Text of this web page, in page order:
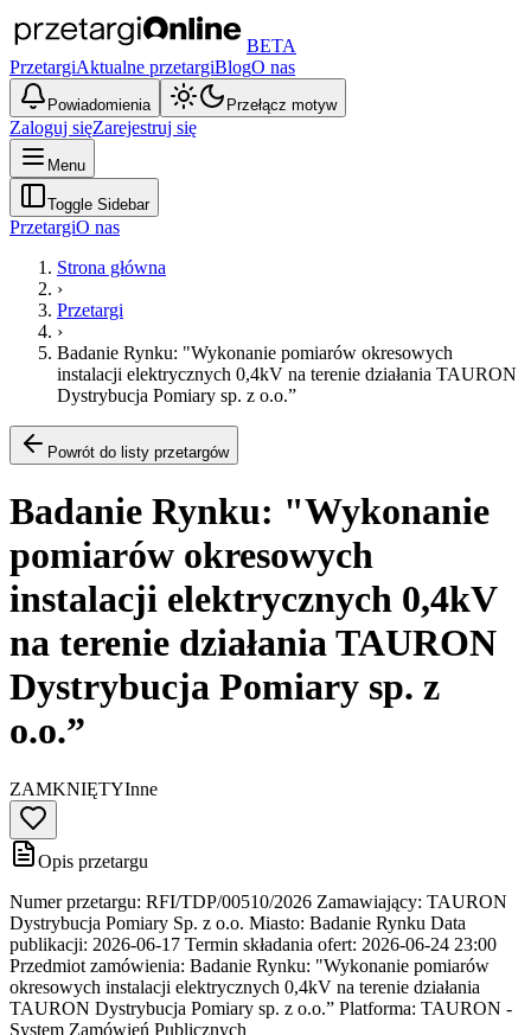
BETA
PrzetargiAktualne przetargiBlogO nas
Powiadomienia Przełącz motyw
Zaloguj sięZarejestruj się
Menu
Toggle Sidebar
PrzetargiO nas
Strona główna
›
Przetargi
›
Badanie Rynku: "Wykonanie pomiarów okresowych
instalacji elektrycznych 0,4kV na terenie działania TAURON
Dystrybucja Pomiary sp. z o.o.”
Powrót do listy przetargów
Badanie Rynku: "Wykonanie
pomiarów okresowych
instalacji elektrycznych 0,4kV
na terenie działania TAURON
Dystrybucja Pomiary sp. z
o.o.”
ZAMKNIĘTYInne
Opis przetargu
Numer przetargu: RFI/TDP/00510/2026 Zamawiający: TAURON
Dystrybucja Pomiary Sp. z o.o. Miasto: Badanie Rynku Data
publikacji: 2026-06-17 Termin składania ofert: 2026-06-24 23:00
Przedmiot zamówienia: Badanie Rynku: "Wykonanie pomiarów
okresowych instalacji elektrycznych 0,4kV na terenie działania
TAURON Dystrybucja Pomiary sp. z o.o.” Platforma: TAURON -
System Zamówień Publicznych